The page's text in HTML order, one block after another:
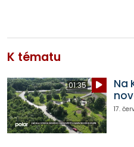
K tématu
01:35
Na
17.